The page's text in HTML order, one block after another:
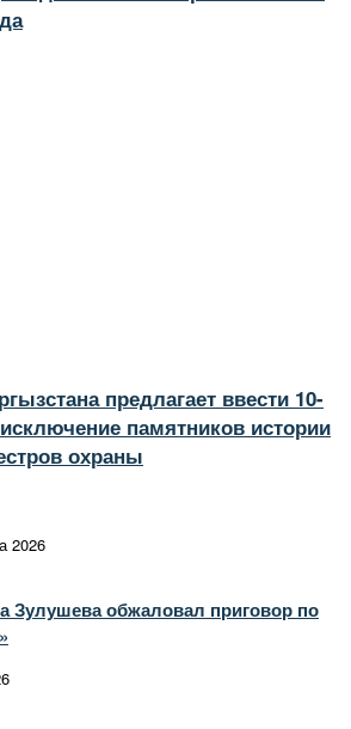
предлагает ввести 10-
памятников истории
охраны
2026
Зулушева обжаловал приговор по